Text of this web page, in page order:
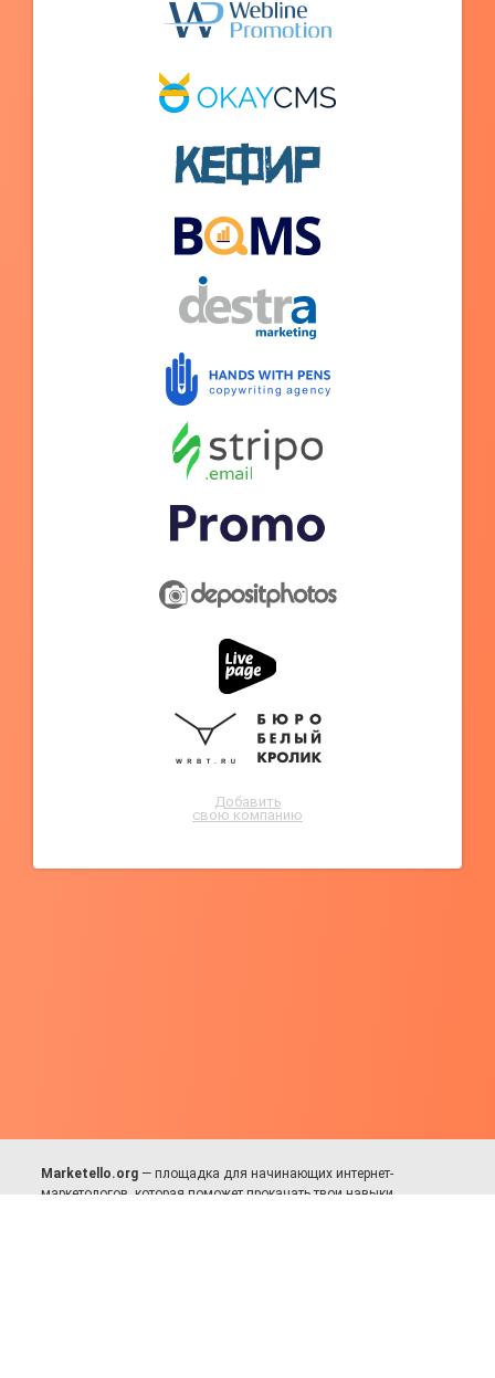
Добавить
свою компанию
Marketello.org — площадка для начинающих интернет-
маркетологов, которая поможет прокачать твои навыки.